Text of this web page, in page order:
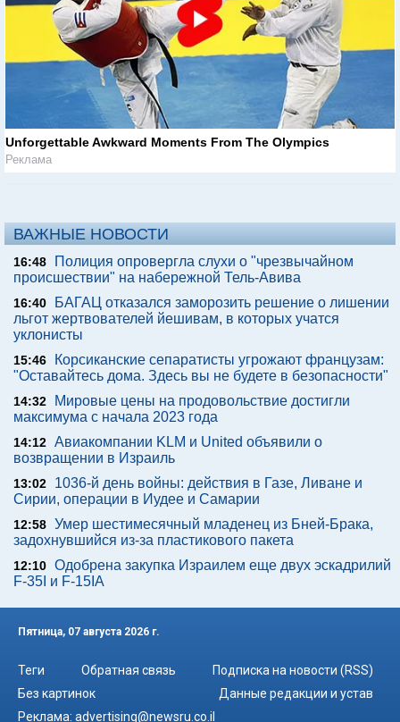
Unforgettable Awkward Moments From The Olympics
Реклама
ВАЖНЫЕ НОВОСТИ
16:48
Полиция опровергла слухи о "чрезвычайном
происшествии" на набережной Тель-Авива
16:40
БАГАЦ отказался заморозить решение о лишении
льгот жертвователей йешивам, в которых учатся
уклонисты
15:46
Корсиканские сепаратисты угрожают французам:
"Оставайтесь дома. Здесь вы не будете в безопасности"
14:32
Мировые цены на продовольствие достигли
максимума с начала 2023 года
14:12 Авиакомпании KLM и United объявили о
возвращении в Израиль
13:02
1036-й день войны: действия в Газе, Ливане и
Сирии, операции в Иудее и Самарии
12:58 Умер шестимесячный младенец из Бней-Брака,
задохнувшийся из-за пластикового пакета
12:10 Одобрена закупка Израилем еще двух эскадрилий
F-35I и F-15IA
Пятница, 07 августа 2026 г.
Теги Обратная связь
Подписка на новости (RSS)
Без картинок
Данные редакции и устав
Реклама: advertising@newsru.co.il